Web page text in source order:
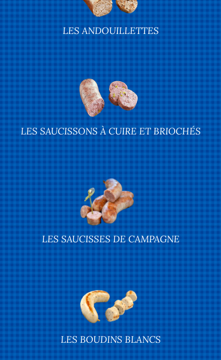
LES ANDOUILLETTES
LES SAUCISSONS À CUIRE ET BRIOCHÉS
LES SAUCISSES DE CAMPAGNE
LES BOUDINS BLANCS